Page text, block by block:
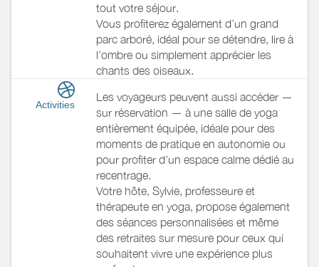
tout votre séjour.
Vous profiterez également d’un grand
parc arboré, idéal pour se détendre, lire à
l’ombre ou simplement apprécier les
chants des oiseaux.
Activities
Les voyageurs peuvent aussi accéder —
sur réservation — à une salle de yoga
entièrement équipée, idéale pour des
moments de pratique en autonomie ou
pour profiter d’un espace calme dédié au
recentrage.
Votre hôte, Sylvie, professeure et
thérapeute en yoga, propose également
des séances personnalisées et même
des retraites sur mesure pour ceux qui
souhaitent vivre une expérience plus